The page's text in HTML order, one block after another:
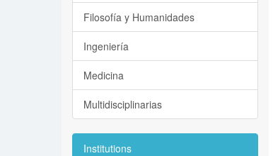
Filosofía y Humanidades
Ingeniería
Medicina
Multidisciplinarias
Institutions